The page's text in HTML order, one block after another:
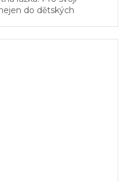
do dětských